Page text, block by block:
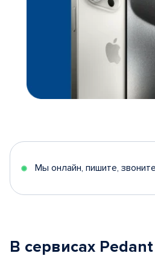
Мы онлайн, пишите, звоните
В сервисах